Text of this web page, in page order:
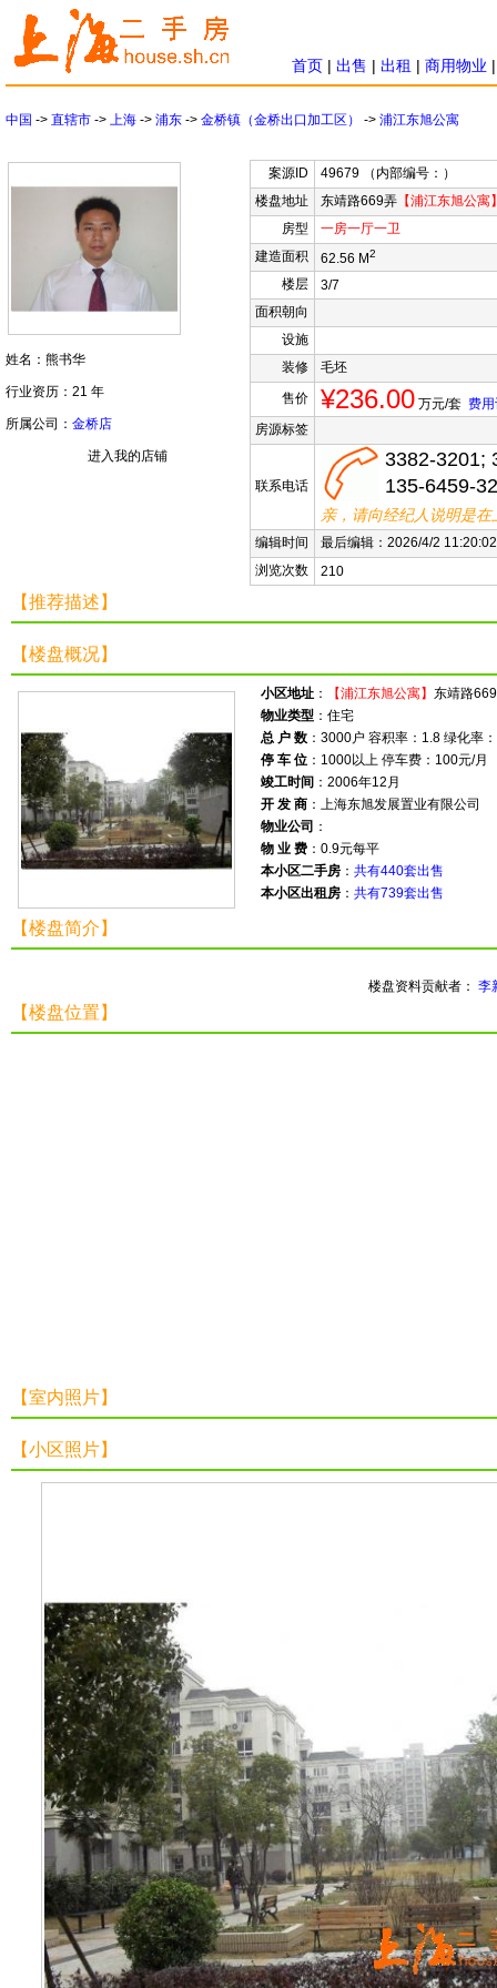
首页 | 出售 | 出租 | 商用物业
中国 -> 直辖市 -> 上海 -> 浦东 -> 金桥镇（金桥出口加工区） -> 浦江东旭公寓
姓名：熊书华
行业资历：21 年
所属公司： 金桥店
进入我的店铺
案源ID
49679 （内部编号：）
楼盘地址
东靖路669弄 【浦江东旭公寓
房型
一房一厅一卫
建造面积
62.56 M2
楼层
3/7
面积朝向
设施
装修
毛坯
售价
¥236.00 万元/套 费
房源标签
联系电话
3382-3201;
135-6459-
亲，请向经纪人说明是
编辑时间
最后编辑：2026/4/2 11:20:02
浏览次数
210
【推荐描述】
【楼盘概况】
小区地址 ： 【浦江东旭公寓】 东靖路
物业类型 ：住宅
总 户 数 ：3000户 容积率：1.8 绿化率
停 车 位 ：1000以上 停车费：100元/月
竣工时间 ：2006年12月
开 发 商 ：上海东旭发展置业有限公司
物业公司 ：
物 业 费 ：0.9元每平
本小区二手房 ： 共有440套出售
本小区出租房 ： 共有739套出售
【楼盘简介】
楼盘资料贡献者： 李
【楼盘位置】
【室内照片】
【小区照片】